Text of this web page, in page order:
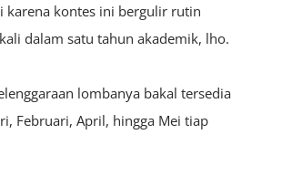
karena kontes ini bergulir rutin
dalam satu tahun akademik, lho.
lombanya bakal tersedia
Februari, April, hingga Mei tiap